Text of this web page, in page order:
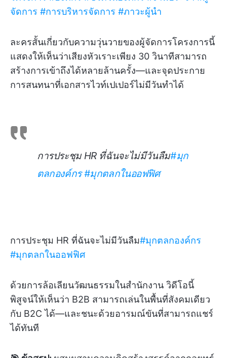
จัดการ #การบริหารจัดการ #ภาวะผู้นำ
ละครสั้นเกี่ยวกับความวุ่นวายของผู้จัดการโครงการนี้
แสดงให้เห็นว่าเสียงหัวเราะเพียง 30 วินาทีสามารถ
สร้างการเข้าถึงได้หลายล้านครั้ง—และจุดประกาย
การสนทนาที่เอกสารไวท์เปเปอร์ไม่มีวันทำได้
การประชุม HR ที่ฉันจะไม่มีวันลืม#มุก
ตลกองค์กร #มุกตลกในออฟฟิศ
การประชุม HR ที่ฉันจะไม่มีวันลืม#มุกตลกองค์กร
#มุกตลกในออฟฟิศ
ด้วยการล้อเลียนวัฒนธรรมในสำนักงาน วิดีโอนี้
พิสูจน์ให้เห็นว่า B2B สามารถเล่นในพื้นที่สังคมเดียว
กับ B2C ได้—และชนะด้วยอารมณ์ขันที่สามารถแชร์
ได้ทันที